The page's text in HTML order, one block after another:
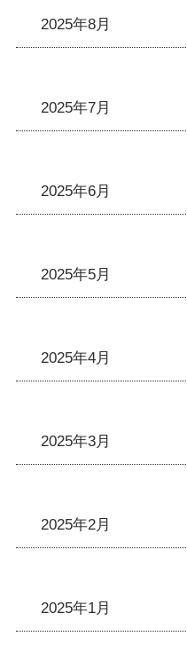
2025年8月
2025年7月
2025年6月
2025年5月
2025年4月
2025年3月
2025年2月
2025年1月